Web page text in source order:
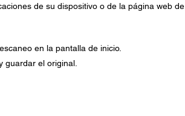
de su dispositivo o de la página web de
en la pantalla de inicio.
guardar el original.